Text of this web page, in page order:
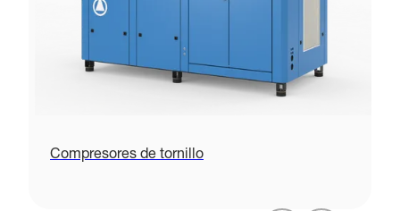
Compresores de tornillo